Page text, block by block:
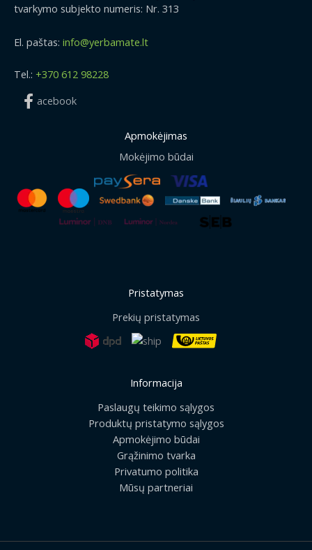
tvarkymo subjekto numeris: Nr. 313
El. paštas: info@yerbamate.lt
Tel.: +370 612 98228
acebook
Apmokėjimas
Mokėjimo būdai
Pristatymas
Prekių pristatymas
Informacija
Paslaugų teikimo sąlygos
Produktų pristatymo sąlygos
Apmokėjimo būdai
Grąžinimo tvarka
Privatumo politika
Mūsų partneriai